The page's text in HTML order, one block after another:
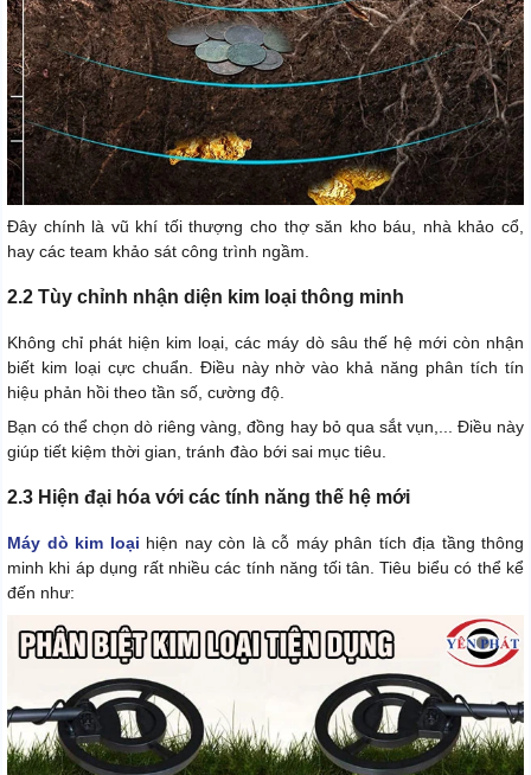
Đây chính là vũ khí tối thượng cho thợ săn kho báu, nhà khảo cổ,
hay các team khảo sát công trình ngầm.
2.2 Tùy chỉnh nhận diện kim loại thông minh
Không chỉ phát hiện kim loại, các máy dò sâu thế hệ mới còn nhận
biết kim loại cực chuẩn. Điều này nhờ vào khả năng phân tích tín
hiệu phản hồi theo tần số, cường độ.
Bạn có thể chọn dò riêng vàng, đồng hay bỏ qua sắt vụn,... Điều này
giúp tiết kiệm thời gian, tránh đào bới sai mục tiêu.
2.3 Hiện đại hóa với các tính năng thế hệ mới
Máy dò kim loại hiện nay còn là cỗ máy phân tích địa tầng thông
minh khi áp dụng rất nhiều các tính năng tối tân. Tiêu biểu có thể kể
đến như: